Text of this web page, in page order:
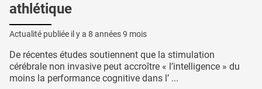
athlétique
Actualité publiée il y a 8 années 9 mois
De récentes études soutiennent que la stimulation
cérébrale non invasive peut accroître « l’intelligence » du
moins la performance cognitive dans l’ ...